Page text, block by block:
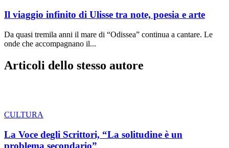
Il viaggio infinito di Ulisse tra note, poesia e arte
Da quasi tremila anni il mare di “Odissea” continua a cantare. Le
onde che accompagnano il...
Articoli dello stesso autore
CULTURA
La Voce degli Scrittori, “La solitudine è un
problema secondario”